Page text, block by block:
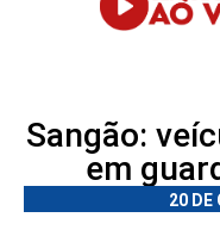
Sangão:
em
20 DE